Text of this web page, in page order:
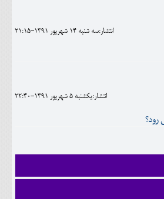
انتشار:سه شنبه 14 شهريور 1391-21:15
انتشار:يکشنبه 5 شهريور 1391-22:40
رود؟